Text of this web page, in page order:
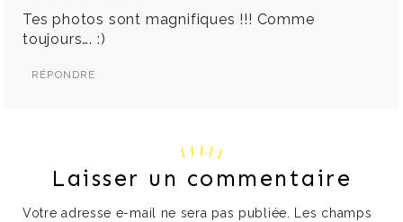
Tes photos sont magnifiques !!! Comme
toujours…. :)
RÉPONDRE
Laisser un commentaire
Votre adresse e-mail ne sera pas publiée. Les champs